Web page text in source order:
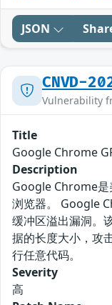
JSON
CNVD-
Vulnerability
Title
Google Chrome
Description
Google Chrome是
浏览器。 Google
缓冲区溢出漏洞。
据的长度大小，攻
行任意代码。
Severity
高